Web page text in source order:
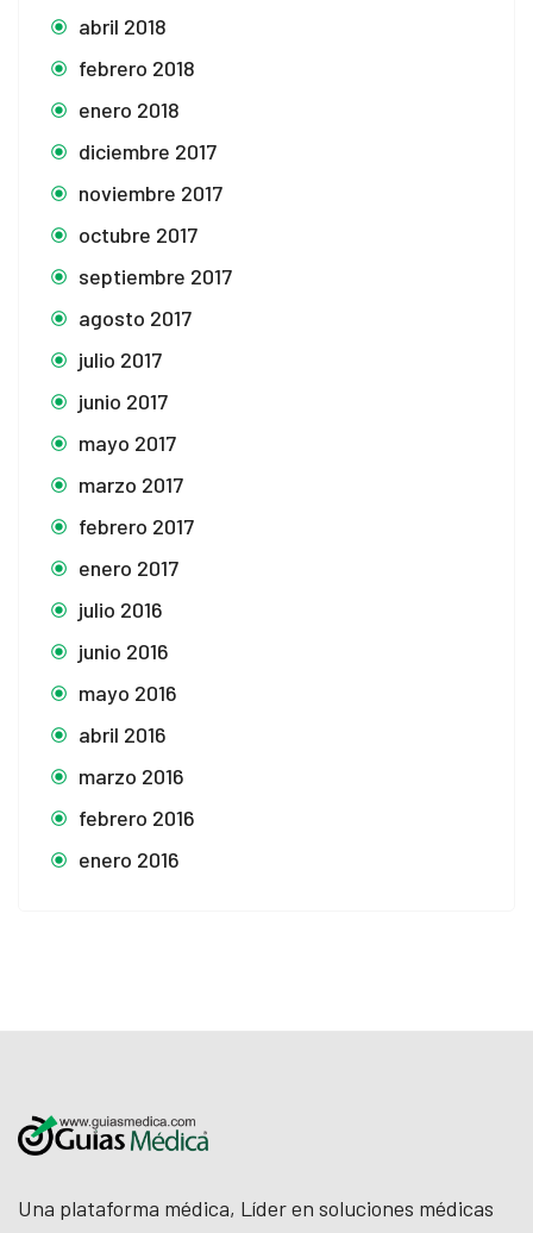
abril 2018
febrero 2018
enero 2018
diciembre 2017
noviembre 2017
octubre 2017
septiembre 2017
agosto 2017
julio 2017
junio 2017
mayo 2017
marzo 2017
febrero 2017
enero 2017
julio 2016
junio 2016
mayo 2016
abril 2016
marzo 2016
febrero 2016
enero 2016
Una plataforma médica, Líder en soluciones médicas